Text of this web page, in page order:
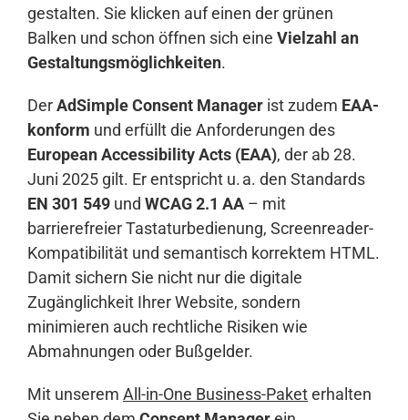
gestalten. Sie klicken auf einen der grünen
Balken und schon öffnen sich eine Vielzahl an
Gestaltungsmöglichkeiten.
DerAdSimple Consent Manager ist zudem EAA-
konform und erfüllt die Anforderungen des
European Accessibility Acts (EAA), der ab 28.
Juni 2025 gilt. Er entspricht u. a. den Standards
EN 301 549 und WCAG 2.1 AA – mit
barrierefreier Tastaturbedienung, Screenreader-
Kompatibilität und semantisch korrektem HTML.
Damit sichern Sie nicht nur die digitale
Zugänglichkeit Ihrer Website, sondern
minimieren auch rechtliche Risiken wie
Abmahnungen oder Bußgelder.
Mit unserem All-in-One Business-Paketerhalten